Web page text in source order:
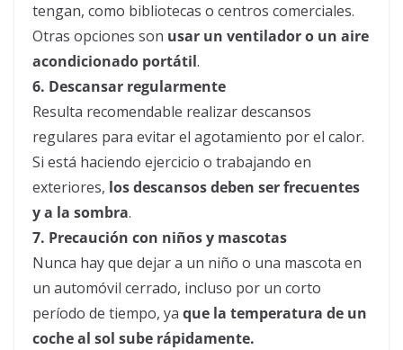
tengan, como bibliotecas o centros comerciales.
Otras opciones son usar un ventilador o un aire
acondicionado portátil.
6. Descansar regularmente
Resulta recomendable realizar descansos
regulares para evitar el agotamiento por el calor.
Si está haciendo ejercicio o trabajando en
exteriores, los descansos deben ser frecuentes
y a la sombra.
7. Precaución con niños y mascotas
Nunca hay que dejar a un niño o una mascota en
un automóvil cerrado, incluso por un corto
período de tiempo, ya que la temperatura de un
coche al sol sube rápidamente.